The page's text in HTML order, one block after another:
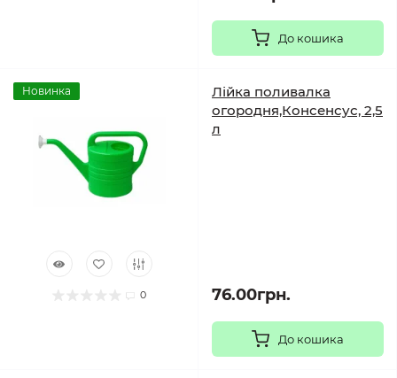
До кошика
Новинка
0
Лійка поливалка
огородня,Консенсус, 2,5
л
76.00грн.
До кошика